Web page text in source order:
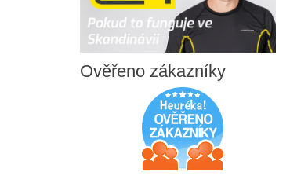
Ověřeno zákazníky